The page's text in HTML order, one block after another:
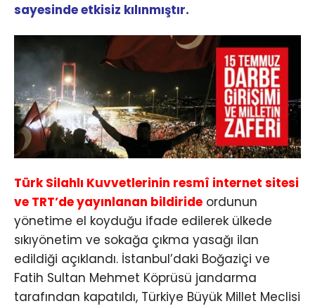
sayesinde etkisiz kılınmıştır.
Türk Silahlı Kuvvetlerinin resmî internet sitesi
ve TRT’de yayınlanan bildiride ordunun
yönetime el koyduğu ifade edilerek ülkede
sıkıyönetim ve sokağa çıkma yasağı ilan
edildiği açıklandı. İstanbul’daki Boğaziçi ve
Fatih Sultan Mehmet Köprüsü jandarma
tarafından kapatıldı, Türkiye Büyük Millet Meclisi